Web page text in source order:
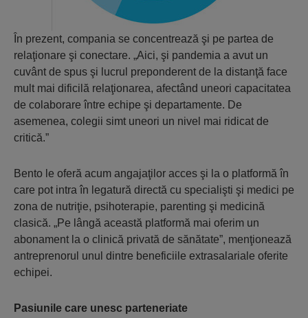
În prezent, compania se concentrează şi pe partea de
relaţionare şi conectare. „Aici, şi pandemia a avut un
cuvânt de spus şi lucrul preponderent de la distanţă face
mult mai dificilă relaţionarea, afectând uneori capacitatea
de colaborare între echipe şi departamente. De
asemenea, colegii simt uneori un nivel mai ridicat de
critică.”
Bento le oferă acum angajaţilor acces şi la o platformă în
care pot intra în legatură directă cu specialişti şi medici pe
zona de nutriţie, psihoterapie, parenting şi medicină
clasică. „Pe lângă această platformă mai oferim un
abonament la o clinică privată de sănătate”, menţionează
antreprenorul unul dintre beneficiile extrasalariale oferite
echipei.
Pasiunile care unesc parteneriate